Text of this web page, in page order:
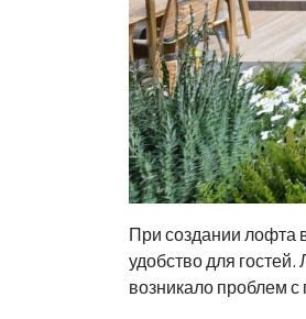
При создании лофта
удобство для
возникало проблем